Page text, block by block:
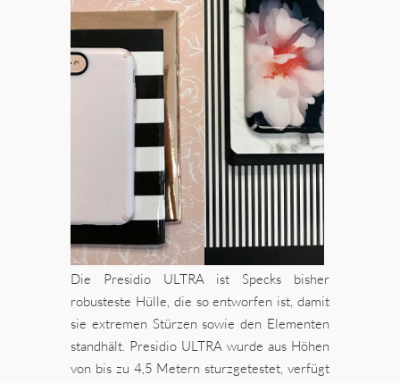
Die Presidio ULTRA ist Specks bisher
robusteste Hülle, die so entworfen ist, damit
sie extremen Stürzen sowie den Elementen
standhält. Presidio ULTRA wurde aus Höhen
von bis zu 4,5 Metern sturzgetestet, verfügt